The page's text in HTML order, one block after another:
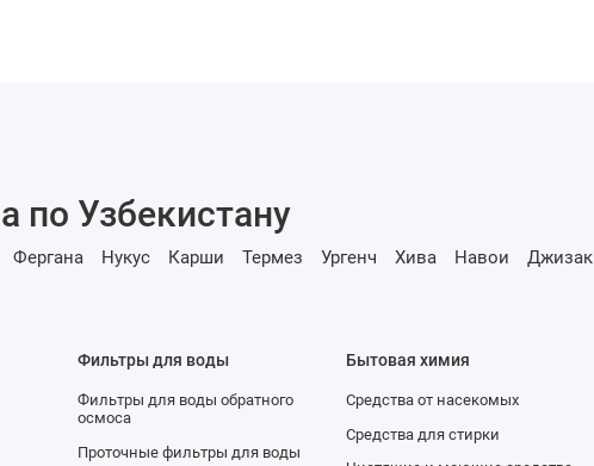
по Узбекистану
Фергана Нукус Карши Термез Ургенч Хива Навои Джизак
Фильтры для воды
Фильтры для воды обратного
осмоса
Проточные фильтры для воды
Бытовая химия
Средства от насекомых
Средства для стирки